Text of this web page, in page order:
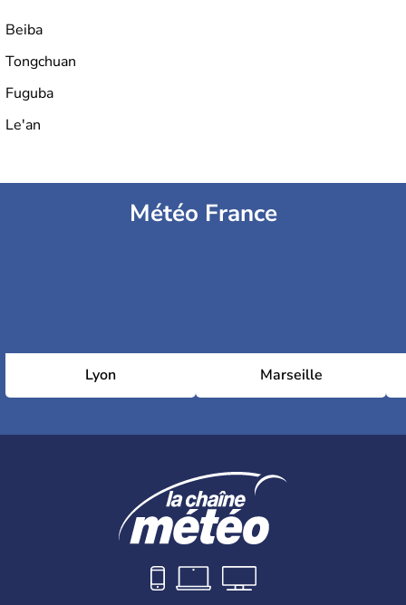
Beiba
Tongchuan
Fuguba
Le'an
Météo France
Lyon Marseille